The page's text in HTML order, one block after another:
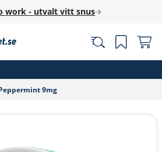
work - utvalt vitt snus
9mg‎